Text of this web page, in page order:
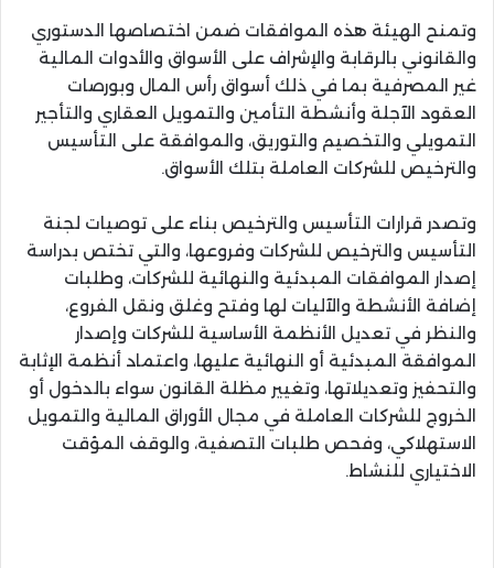
وتمنح الهيئة هذه الموافقات ضمن اختصاصها الدستوري
والقانوني بالرقابة والإشراف على الأسواق والأدوات المالية
غير المصرفية بما في ذلك أسواق رأس المال وبورصات
العقود الآجلة وأنشطة التأمين والتمويل العقاري والتأجير
التمويلي والتخصيم والتوريق، والموافقة على التأسيس
والترخيص للشركات العاملة بتلك الأسواق.
وتصدر قرارات التأسيس والترخيص بناء على توصيات لجنة
التأسيس والترخيص للشركات وفروعها، والتي تختص بدراسة
إصدار الموافقات المبدئية والنهائية للشركات، وطلبات
إضافة الأنشطة والآليات لها وفتح وغلق ونقل الفروع،
والنظر في تعديل الأنظمة الأساسية للشركات وإصدار
الموافقة المبدئية أو النهائية عليها، واعتماد أنظمة الإثابة
والتحفيز وتعديلاتها، وتغيير مظلة القانون سواء بالدخول أو
الخروج للشركات العاملة في مجال الأوراق المالية والتمويل
الاستهلاكي، وفحص طلبات التصفية، والوقف المؤقت
الاختياري للنشاط.